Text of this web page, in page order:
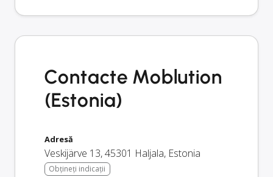
Contacte Moblution
(Estonia)
Adresă
Veskijärve 13,45301 Haljala, Estonia
Obțineți indicații